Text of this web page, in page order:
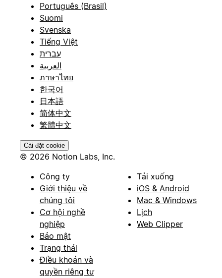
Português (Brasil)
Suomi
Svenska
Tiếng Việt
עברית
العربية
ภาษาไทย
한국어
日本語
简体中文
繁體中文
Cài đặt cookie
© 2026 Notion Labs, Inc.
Công ty
Giới thiệu về
chúng tôi
Cơ hội nghề
nghiệp
Bảo mật
Trạng thái
Điều khoản và
quyền riêng tư
Tải xuống
iOS & Android
Mac & Windows
Lịch
Web Clipper